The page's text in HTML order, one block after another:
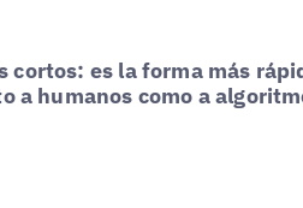
cortos: es la forma más
a humanos como a